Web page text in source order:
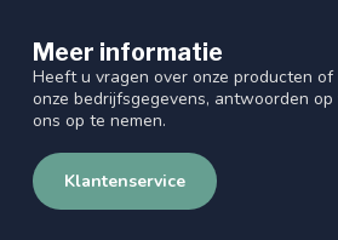
Meer informatie
Heeft u vragen over onze producten
onze bedrijfsgegevens, antwoorden
ons op te nemen.
Klantenservice